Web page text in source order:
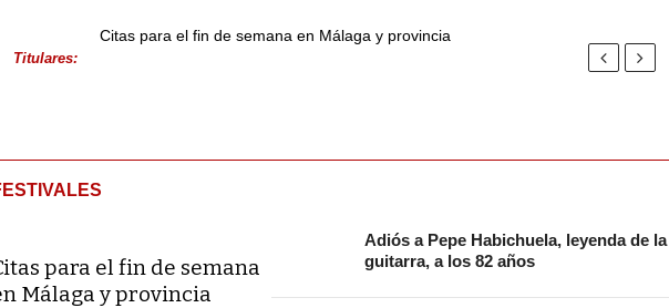
Titulares:
Citas para el fin de semana en Málaga y provincia
para el fin de semana
Málaga y provincia
Adiós a Pepe Habichuela, leyenda de la
guitarra, a los 82 años